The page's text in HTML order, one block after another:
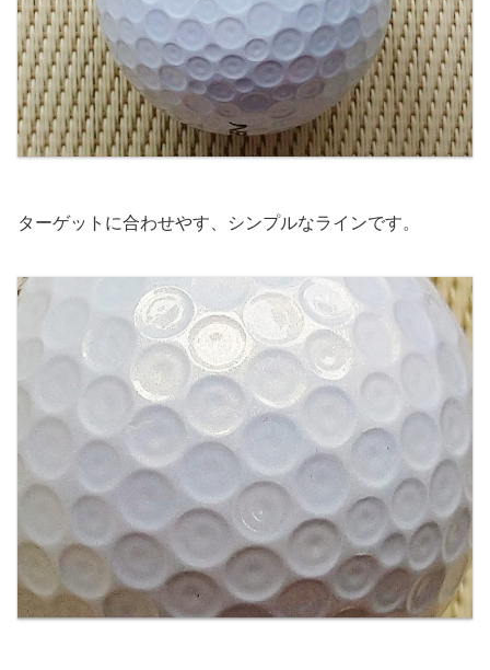
ターゲットに合わせやす、シンプルなラインです。